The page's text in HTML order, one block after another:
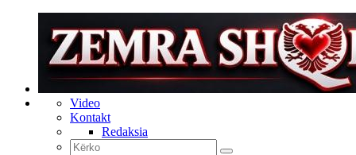
Video
Kontakt
Redaksia